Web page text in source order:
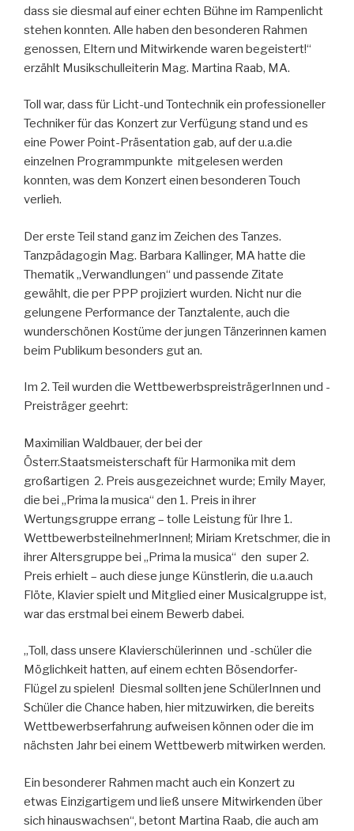
dass sie diesmal auf einer echten Bühne im Rampenlicht
stehen konnten. Alle haben den besonderen Rahmen
genossen, Eltern und Mitwirkende waren begeistert!“
erzählt Musikschulleiterin Mag. Martina Raab, MA.
Toll war, dass für Licht-und Tontechnik ein professioneller
Techniker für das Konzert zur Verfügung stand und es
eine Power Point-Präsentation gab, auf der u.a.die
einzelnen Programmpunkte mitgelesen werden
konnten, was dem Konzert einen besonderen Touch
verlieh.
Der erste Teil stand ganz im Zeichen des Tanzes.
Tanzpädagogin Mag. Barbara Kallinger, MA hatte die
Thematik „Verwandlungen“ und passende Zitate
gewählt, die per PPP projiziert wurden. Nicht nur die
gelungene Performance der Tanztalente, auch die
wunderschönen Kostüme der jungen Tänzerinnen kamen
beim Publikum besonders gut an.
Im 2. Teil wurden die WettbewerbspreisträgerInnen und -
Preisträger geehrt:
Maximilian Waldbauer, der bei der
Österr.Staatsmeisterschaft für Harmonika mit dem
großartigen 2. Preis ausgezeichnet wurde; Emily Mayer,
die bei „Prima la musica“ den 1. Preis in ihrer
Wertungsgruppe errang – tolle Leistung für Ihre 1.
WettbewerbsteilnehmerInnen!; Miriam Kretschmer, die in
ihrer Altersgruppe bei „Prima la musica“ den super 2.
Preis erhielt – auch diese junge Künstlerin, die u.a.auch
Flöte, Klavier spielt und Mitglied einer Musicalgruppe ist,
war das erstmal bei einem Bewerb dabei.
„Toll, dass unsere Klavierschülerinnen und -schüler die
Möglichkeit hatten, auf einem echten Bösendorfer-
Flügel zu spielen! Diesmal sollten jene SchülerInnen und
Schüler die Chance haben, hier mitzuwirken, die bereits
Wettbewerbserfahrung aufweisen können oder die im
nächsten Jahr bei einem Wettbewerb mitwirken werden.
Ein besonderer Rahmen macht auch ein Konzert zu
etwas Einzigartigem und ließ unsere Mitwirkenden über
sich hinauswachsen“, betont Martina Raab, die auch am